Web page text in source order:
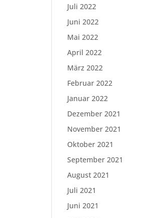
Juli 2022
Juni 2022
Mai 2022
April 2022
März 2022
Februar 2022
Januar 2022
Dezember 2021
November 2021
Oktober 2021
September 2021
August 2021
Juli 2021
Juni 2021